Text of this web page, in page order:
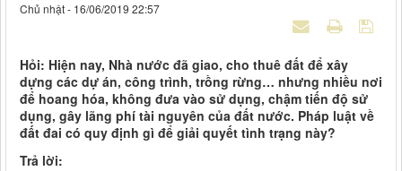
Chủ nhật - 16/06/2019 22:57
Hỏi: Hiện nay, Nhà nước đã giao, cho thuê đất để xây
dựng các dự án, công trình, trồng rừng… nhưng nhiều nơi
để hoang hóa, không đưa vào sử dụng, chậm tiến độ sử
dụng, gây lãng phí tài nguyên của đất nước. Pháp luật về
đất đai có quy định gì để giải quyết tình trạng này?
Trả lời: